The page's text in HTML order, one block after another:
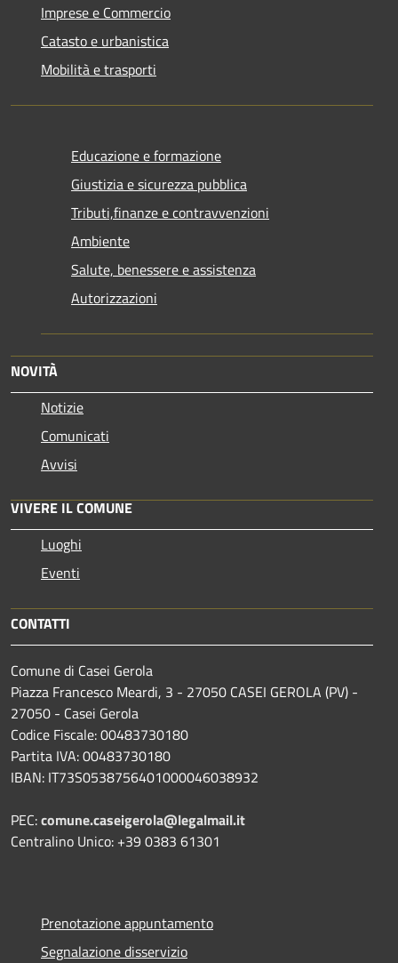
Imprese e Commercio
Catasto e urbanistica
Mobilità e trasporti
Educazione e formazione
Giustizia e sicurezza pubblica
Tributi,finanze e contravvenzioni
Ambiente
Salute, benessere e assistenza
Autorizzazioni
NOVITÀ
Notizie
Comunicati
Avvisi
VIVERE IL COMUNE
Luoghi
Eventi
CONTATTI
Comune di Casei Gerola
Piazza Francesco Meardi, 3 - 27050 CASEI GEROLA (PV) -
27050 - Casei Gerola
Codice Fiscale: 00483730180
Partita IVA: 00483730180
IBAN: IT73S0538756401000046038932
PEC:comune.caseigerola@legalmail.it
Centralino Unico: +39 0383 61301
Prenotazione appuntamento
Segnalazione disservizio